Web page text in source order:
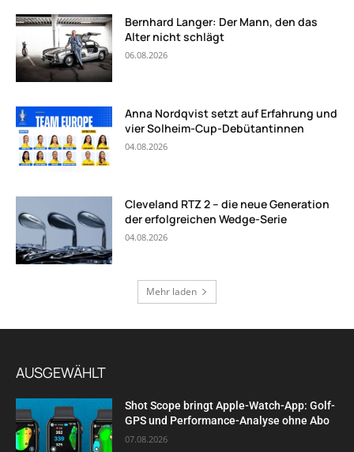
Bernhard Langer: Der Mann, den das
Alter nicht schlägt
06.08.2026
Anna Nordqvist setzt auf Erfahrung und
vier Solheim-Cup-Debütantinnen
04.08.2026
Cleveland RTZ 2 – die neue Generation
der erfolgreichen Wedge-Serie
04.08.2026
Mehr laden
AUSGEWÄHLT
Shot Scope bringt Apple-Watch-App: Golf-
GPS und Performance-Analyse ohne Abo
07.08.2026